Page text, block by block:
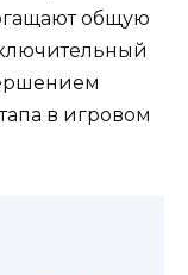
общую
в игровом